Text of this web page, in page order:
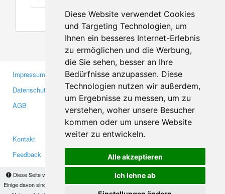
Diese Website verwendet Cookies
und Targeting Technologien, um
Ihnen ein besseres Internet-Erlebnis
zu ermöglichen und die Werbung,
die Sie sehen, besser an Ihre
Bedürfnisse anzupassen. Diese
Technologien nutzen wir außerdem,
um Ergebnisse zu messen, um zu
verstehen, woher unsere Besucher
kommen oder um unsere Website
weiter zu entwickeln.
Alle akzeptieren
Ich lehne ab
Diese Seite verwendet Cookies, um Informationen auf Ihrem Computer zu speichern.
Einige davon sind notwendig, damit unsere Seite funktioniert, andere helfen uns dabei, das
Impressum
Datenschutzerklärung
AGB
Gewerbetreibende
Investoren
Medien
Kontakt
Feedback
Facebook
Twitter
YouTube
Google+